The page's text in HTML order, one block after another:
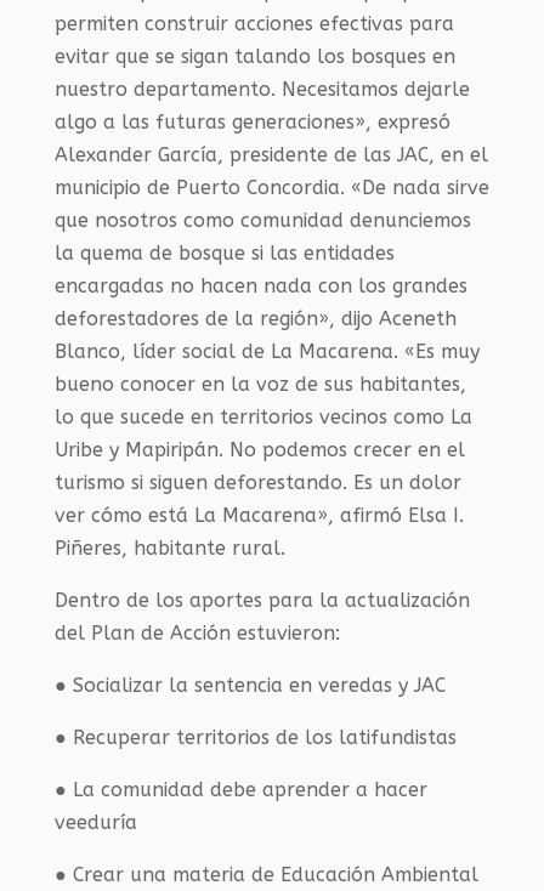
permiten construir acciones efectivas para
evitar que se sigan talando los bosques en
nuestro departamento. Necesitamos dejarle
algo a las futuras generaciones», expresó
Alexander García, presidente de las JAC, en el
municipio de Puerto Concordia. «De nada sirve
que nosotros como comunidad denunciemos
la quema de bosque si las entidades
encargadas no hacen nada con los grandes
deforestadores de la región», dijo Aceneth
Blanco, líder social de La Macarena. «Es muy
bueno conocer en la voz de sus habitantes,
lo que sucede en territorios vecinos como La
Uribe y Mapiripán. No podemos crecer en el
turismo si siguen deforestando. Es un dolor
ver cómo está La Macarena», afirmó Elsa I.
Piñeres, habitante rural.
Dentro de los aportes para la actualización
del Plan de Acción estuvieron:
● Socializar la sentencia en veredas y JAC
● Recuperar territorios de los latifundistas
● La comunidad debe aprender a hacer
veeduría
● Crear una materia de Educación Ambiental